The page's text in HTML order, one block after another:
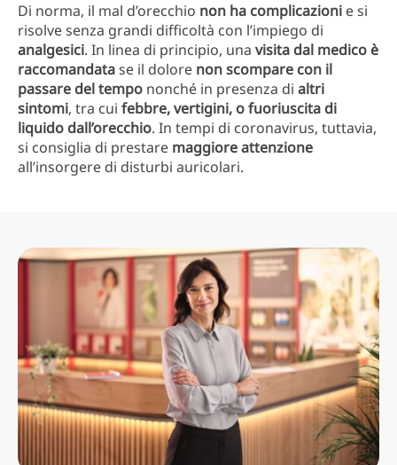
Di norma, il mal d’orecchio non ha complicazioni e si
risolve senza grandi difficoltà con l’impiego di
analgesici. In linea di principio, una visita dal medico è
raccomandatase il dolore non scompare con il
passare del tempo nonché in presenza di altri
sintomi, tra cui febbre, vertigini, o fuoriuscita di
liquido dall’orecchio. In tempi di coronavirus, tuttavia,
si consiglia di prestare maggiore attenzione
all’insorgere di disturbi auricolari.